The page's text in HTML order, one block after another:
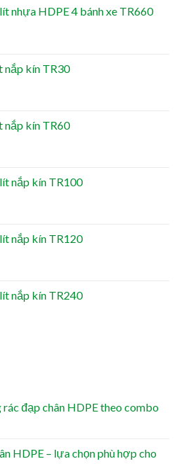
nhựa HDPE 4 bánh xe TR660
nắp kín TR30
nắp kín TR60
nắp kín TR100
nắp kín TR120
nắp kín TR240
rác đạp chân HDPE theo combo
HDPE – lựa chọn phù hợp cho